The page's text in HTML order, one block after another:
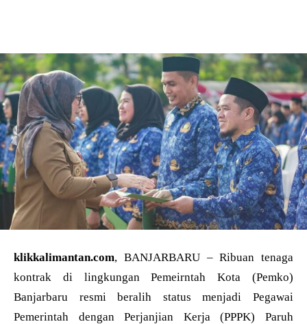
klikkalimantan.com, BANJARBARU – Ribuan tenaga
kontrak di lingkungan Pemeirntah Kota (Pemko)
Banjarbaru resmi beralih status menjadi Pegawai
Pemerintah dengan Perjanjian Kerja (PPPK) Paruh